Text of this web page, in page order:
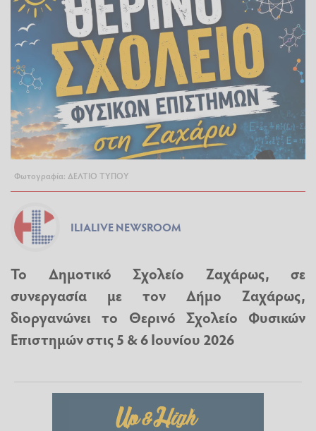
Φωτογραφία: ΔΕΛΤΙΟ ΤΥΠΟΥ
ILIALIVE NEWSROOM
Το Δημοτικό Σχολείο Ζαχάρως, σε
συνεργασία με τον Δήμο Ζαχάρως,
διοργανώνει το Θερινό Σχολείο Φυσικών
Επιστημών στις 5 & 6 Ιουνίου 2026